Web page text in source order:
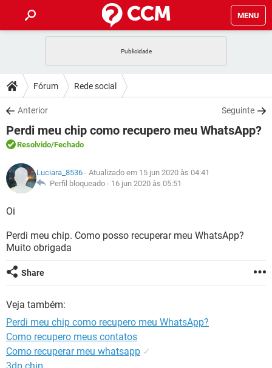
MENU
CELULAR
OUTLOOK
INSTAGRAM GMAIL
GUIA DE COMPRAS
DICAS
JOGOS
OUTLOOK
INSTAGRAM
GUIA DE COMPRAS
DOWNLOADS
JOGOS WHATSAPP
CELULAR
OUTLOOK EXCEL
INSTAGRAM
GUIA DE COMPRAS
FÓRUM
JOGOS
CELULAR FACEBOOK
GUIA DE COMPRAS
GLOSSÁRIO
JOGOS
CELULAR
OUTLOOK EXCEL
INSTAGRAM
GUIA DE COMPRAS
Fórum Rede social
Anterior Seguinte
Perdi meu chip como recupero meu WhatsApp?
Resolvido/Fechado
Luciara_8536 - Atualizado em 15 jun 2020 às 04:41
Perfil bloqueado - 16 jun 2020 às 05:51
Oi
Perdi meu chip. Como posso recuperar meu WhatsApp?
Muito obrigada
Share
Veja também:
Perdi meu chip como recupero meu WhatsApp?
Como recupero meus contatos
Como recuperar meu whatsapp ✓